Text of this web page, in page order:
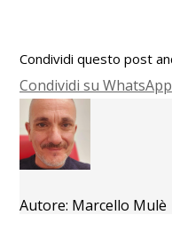
Condividi questo post
Condividi su WhatsApp
Autore: Marcello Mulè